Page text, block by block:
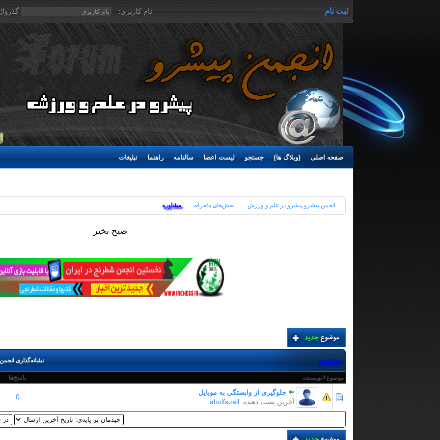
ثبت نام نام کاربری:
صفحه اصلی {وبلاگ ها} جستجو لیست اعضا سالنامه راهنما تبلیغات
انجمن پیشرو.پیشرو در علم و ورزش بخش‌‌های متفرقه مشاوره
صبح بخير
نشانه‌گذاری مشاوره
موضوع / نویسنده پاسخ‌ها
جلوگیری از وابستگی به موبایل
آخرین پست دهنده: abolfazell
0